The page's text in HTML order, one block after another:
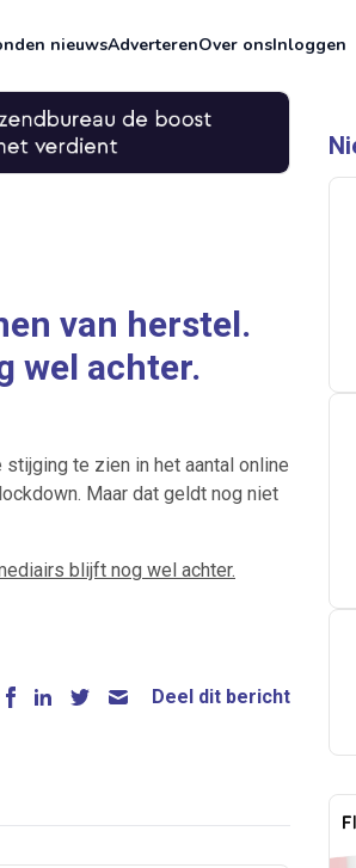
nieuwsAdverterenOver onsInloggen
van herstel.
wel achter.
te zien in het aantal online
Maar dat geldt nog niet
blijft nog wel achter.
Deel dit bericht